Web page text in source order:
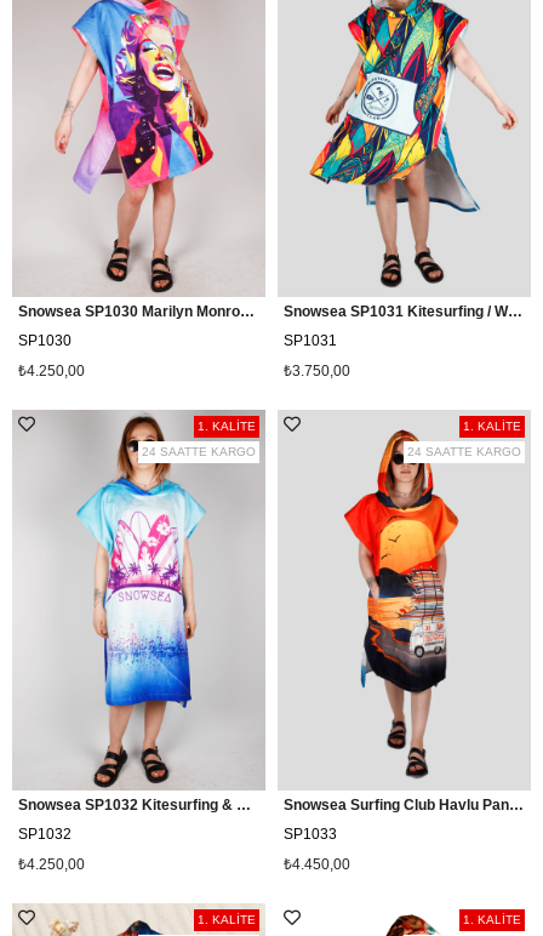
Snowsea SP1030 Marilyn Monroe Kadın Sörf Pançosu
SP1030
₺4.250,00
Snowsea SP1031 Kitesurfing / Wakeboarding Plaj Pançosu
SP1031
₺3.750,00
Snowsea SP1032 Kitesurfing & Wakeboarding Plaj Pançosu
SP1032
₺4.250,00
1. KALİTE
24 SAATTE KARGO
Snowsea Surfing Club Havlu Panço, Sörf Plaj Pançosu
SP1033
₺4.450,00
1. KALİTE
24 SAATTE KARGO
1. KALİTE
1. KALİTE